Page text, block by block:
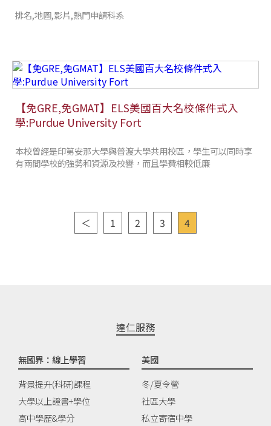
排名,地圖,影片,熱門申請科系
【免GRE,免GMAT】ELS美國百大名校條件式入
學:Purdue University Fort
本校曾經是印第安那大學與普渡大學共用校區，學生可以同時享
有兩間學校的強勢和資源及校譽，而且學費相較低廉
＜ 1 2 3 4
達仁服務
無國界：線上學習
背景提升(科研)課程
大學以上證書+學位
高中學歷&學分
美國
冬/夏令營
社區大學
私立寄宿中學